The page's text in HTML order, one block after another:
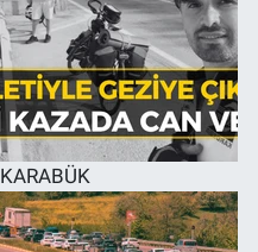
KARABÜK
Süper Lig Puan
Tüm Manşetler
Son Dakika Haberleri
Haber Arşivi